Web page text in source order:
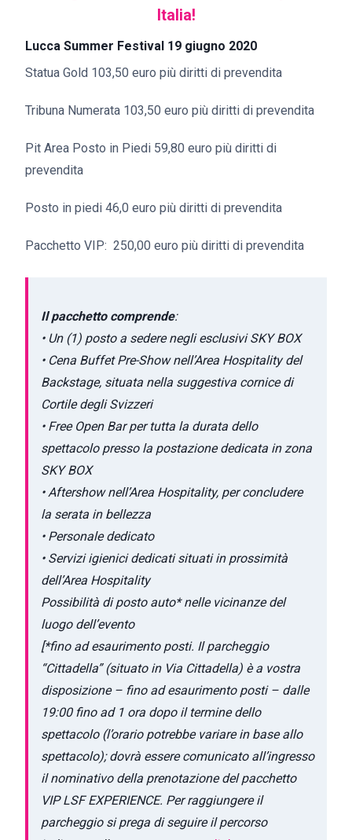
Italia!
Lucca Summer Festival 19 giugno 2020
Statua Gold 103,50 euro più diritti di prevendita
Tribuna Numerata 103,50 euro più diritti di prevendita
Pit Area Posto in Piedi 59,80 euro più diritti di
prevendita
Posto in piedi 46,0 euro più diritti di prevendita
Pacchetto VIP: 250,00 euro più diritti di prevendita
Il pacchetto comprende:
• Un (1) posto a sedere negli esclusivi SKY BOX
• Cena Buffet Pre-Show nell’Area Hospitality del
Backstage, situata nella suggestiva cornice di
Cortile degli Svizzeri
• Free Open Bar per tutta la durata dello
spettacolo presso la postazione dedicata in zona
SKY BOX
• Aftershow nell’Area Hospitality, per concludere
la serata in bellezza
• Personale dedicato
• Servizi igienici dedicati situati in prossimità
dell’Area Hospitality
Possibilità di posto auto* nelle vicinanze del
luogo dell’evento
[*fino ad esaurimento posti. Il parcheggio
“Cittadella” (situato in Via Cittadella) è a vostra
disposizione – fino ad esaurimento posti – dalle
19:00 fino ad 1 ora dopo il termine dello
spettacolo (l’orario potrebbe variare in base allo
spettacolo); dovrà essere comunicato all’ingresso
il nominativo della prenotazione del pacchetto
VIP LSF EXPERIENCE. Per raggiungere il
parcheggio si prega di seguire il percorso